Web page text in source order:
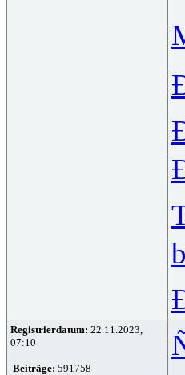
Registrierdatum: 22.11.2023,
07:10
Beiträge: 591758